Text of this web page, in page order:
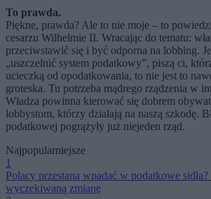
To prawda.
Piękne, prawda? Ale to nie moje – to
cesarzu Wilhelmie II. Wracając do tematu:
przeciwstawić się i być odporna na lobbing.
„uszczelnić system podatkowy”, piszą ci,
ucieczką od opodatkowania, to nie jest to
groteska. Tu potrzeba mądrego rządzenia w
Władza powinna kierować się dobrem
lobbystom, którzy działają na naszą szkodę.
podatkowej pogrążyły już niejeden rząd.
Najpopularniejsze
1
Polacy przestaną wpadać w podatkowe
wyczekiwaną zmianę